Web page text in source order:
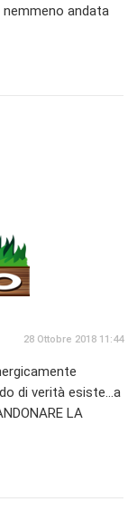
andata
28 Ottobre 2018 11:44
di verità esiste...a
LA